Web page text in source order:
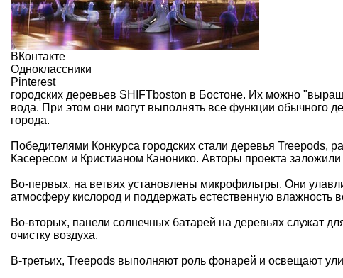
ВКонтакте
Одноклассники
Pinterest
городских деревьев SHIFTboston в Бостоне. Их можно
вода. При этом они могут выполнять все функции обычного
города.
Победителями Конкурса городских стали деревья
Касересом и Кристианом Канонико. Авторы проекта
Во-первых, на ветвях установлены микрофильтры. Они
атмосферу кислород и поддержать естественную влажность
Во-вторых, панели солнечных батарей на деревьях служат
очистку воздуха.
В-третьих, Treepods выполняют роль фонарей и освещают